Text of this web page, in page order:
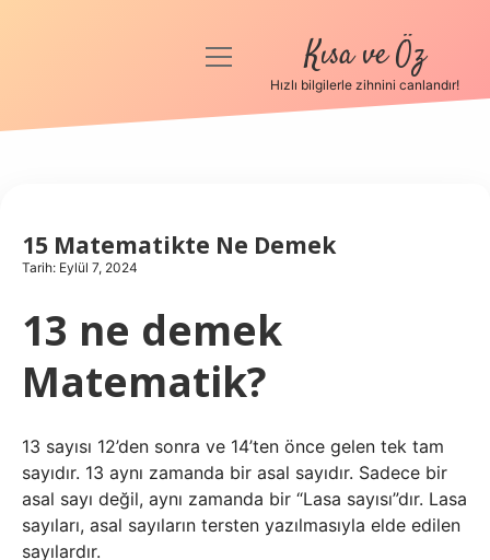
Anasayfa
Hakkımızda
menüyü
Kısa ve Öz
Hızlı bilgilerle zihnini canlandır!
15 Matematikte Ne Demek
Tarih: Eylül 7, 2024
13 ne demek
Matematik?
13 sayısı 12’den sonra ve 14’ten önce gelen tek tam
sayıdır. 13 aynı zamanda bir asal sayıdır. Sadece bir
asal sayı değil, aynı zamanda bir “Lasa sayısı”dır. Lasa
sayıları, asal sayıların tersten yazılmasıyla elde edilen
sayılardır.